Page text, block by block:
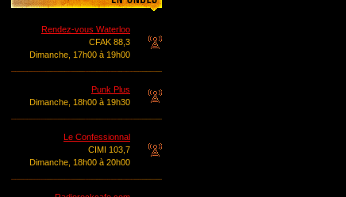
Rendez-vous Waterloo
CFAK 88,3
Dimanche, 17h00 à 19h00
Punk Plus
Dimanche, 18h00 à 19h30
Le Confessionnal
CIMI 103,7
Dimanche, 18h00 à 20h00